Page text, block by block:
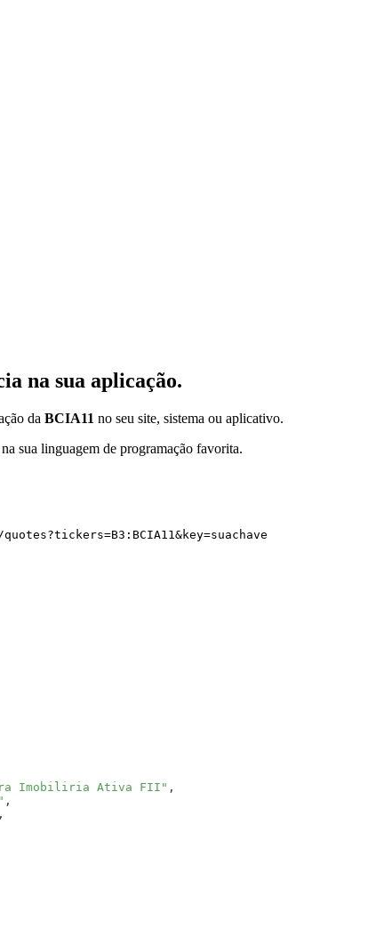
na sua aplicação.
da BCIA11 no seu site, sistema ou aplicativo.
sua linguagem de programação favorita.
?tickers=B3:BCIA11&key=suachave
Imobiliria Ativa FII"